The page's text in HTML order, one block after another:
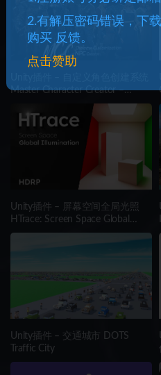
Master Character Creator –
Character Customization/NPC
Creator
Unity插件 – 屏幕空间全局光照
HTrace: Screen Space Global
Illumination HDRP
Unity插件 – 交通城市 DOTS
Traffic City
2.有解压密码错误，下
购买 反馈。
点击赞助